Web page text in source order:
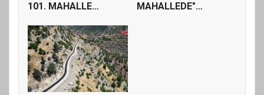
101. MAHALLE
BAĞ...
MAHALLEDE"